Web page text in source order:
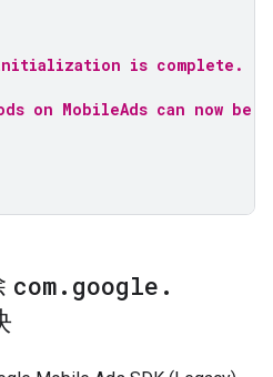
is complete.
on MobileAds can now be
com. google .